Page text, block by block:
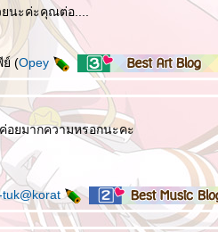
นะค่ะคุณต่อ....
(Opey
อยมากความหรอกนะคะ